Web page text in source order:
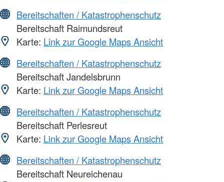
Bereitschaften / Katastrophenschutz
Bereitschaft Raimundsreut
Karte: Link zur Google Maps Ansicht
Bereitschaften / Katastrophenschutz
Bereitschaft Jandelsbrunn
Karte: Link zur Google Maps Ansicht
Bereitschaften / Katastrophenschutz
Bereitschaft Perlesreut
Karte: Link zur Google Maps Ansicht
Bereitschaften / Katastrophenschutz
Bereitschaft Neureichenau